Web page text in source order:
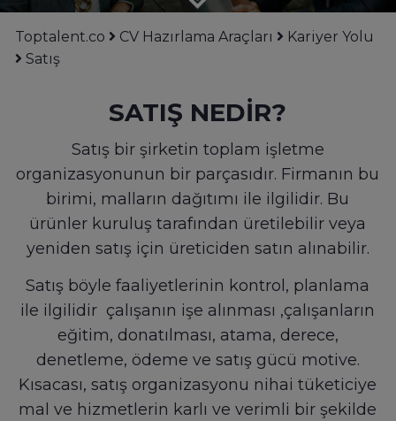
Toptalent.co CV Hazırlama Araçları
Kariyer Yolu
Satış
SATIŞ NEDİR?
Satış bir şirketin toplam işletme
organizasyonunun bir parçasıdır. Firmanın bu
birimi, malların dağıtımı ile ilgilidir. Bu
ürünler kuruluş tarafından üretilebilir veya
yeniden satış için üreticiden satın alınabilir.
Satış böyle faaliyetlerinin kontrol, planlama
ile ilgilidir çalışanın işe alınması ,çalışanların
eğitim, donatılması, atama, derece,
denetleme, ödeme ve satış gücü motive.
Kısacası, satış organizasyonu nihai tüketiciye
mal ve hizmetlerin karlı ve verimli bir şekilde